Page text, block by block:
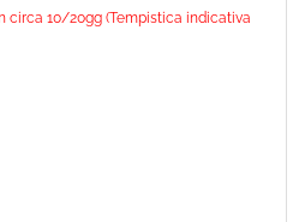
circa 10/20gg (Tempistica indicativa